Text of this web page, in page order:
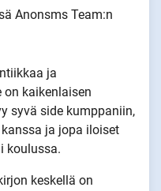
Anonsms Team:n
ja
kaikenlaisen
syvä side kumppaniin,
ja jopa iloiset
koulussa.
keskellä on